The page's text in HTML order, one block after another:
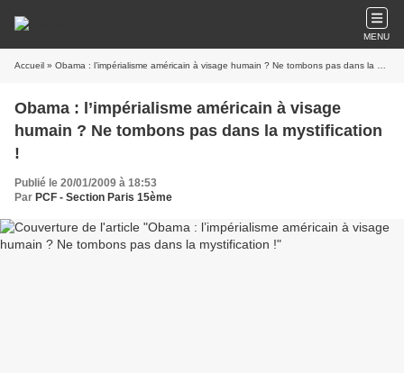
MENU
Accueil » Obama : l’impérialisme américain à visage humain ? Ne tombons pas dans la mystification !
Obama : l’impérialisme américain à visage
humain ? Ne tombons pas dans la mystification
!
Publié le 20/01/2009 à 18:53
Par PCF - Section Paris 15ème